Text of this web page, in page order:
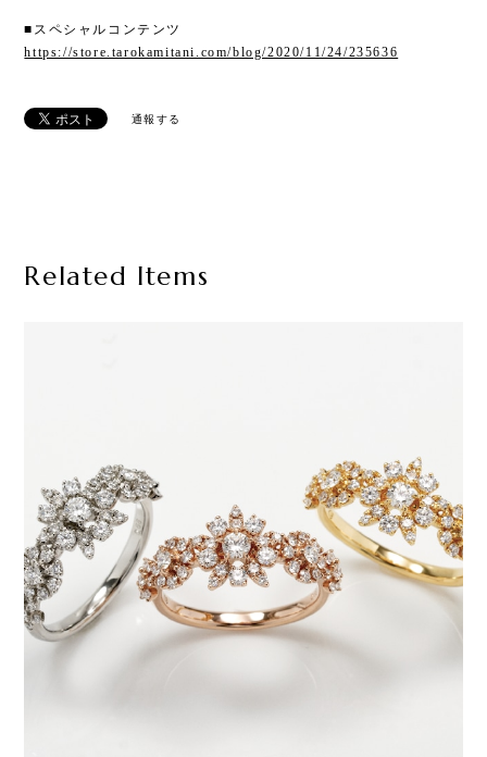
■スペシャルコンテンツ
https://store.tarokamitani.com/blog/2020/11/24/235636
通報する
Related Items